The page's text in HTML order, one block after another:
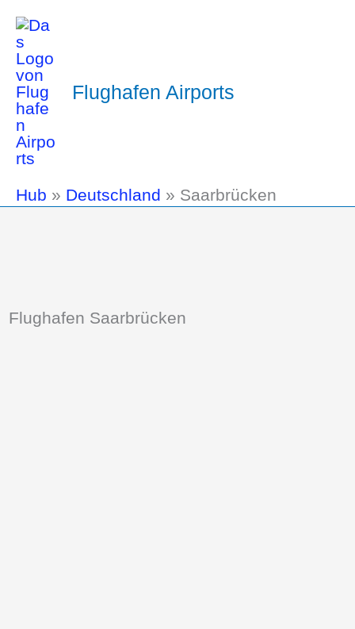
Flughafen Airports
Hub » Deutschland » Saarbrücken
Flughafen Saarbrücken